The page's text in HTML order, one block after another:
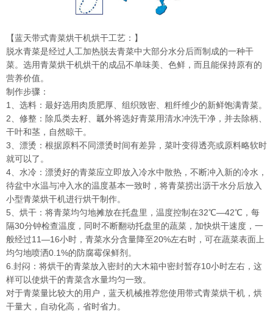
【蓝天带式青菜烘干机烘干工艺：】
脱水青菜是经过人工加热脱去青菜中大部分水分后而制成的一种干
菜。选用青菜烘干机烘干的成品不单味美、色鲜，而且能保持原有的
营养价值。
制作步骤：
1、选料：最好选用肉质肥厚、组织致密、粗纤维少的新鲜饱满青菜。
2、修整：除瓜类去籽、瓤外将选好青菜用清水冲洗干净，并去除柄、
干叶和茎，自然晾干。
3、漂烫：根据原料不同漂烫时间有差异，菜叶变得透亮或原料略软时
就可以了。
4、水冷：漂烫好的青菜应立即放入冷水中散热，不断冲入新的冷水，
待盆中水温与冲入水的温度基本一致时，将青菜捞出沥干水分后放入
小型青菜烘干机进行烘干制作。
5、烘干：将青菜均匀地摊放在托盘里，温度控制在32℃—42℃，每
隔30分钟检查温度，同时不断翻动托盘里的蔬菜，加快烘干速度，一
般经过11—16小时，青菜水分含量降至20%左右时，可在蔬菜表面上
均匀地喷洒0.1%的防腐霉保鲜剂。
6.封闷：将烘干的青菜放入密封的大木箱中密封暂存10小时左右，这
样可以使烘干的青菜含水量均匀一致。
对于青菜量比较大的用户，蓝天机械推荐您使用带式青菜烘干机 ，烘
干量大，自动化高，省时省力。